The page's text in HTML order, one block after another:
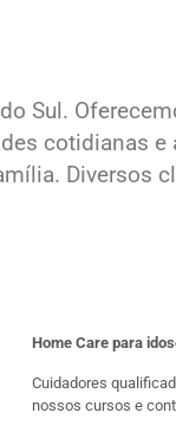
Sul.
cotidianas e
Diversos
Home Care para
Cuidadores
nossos cursos e